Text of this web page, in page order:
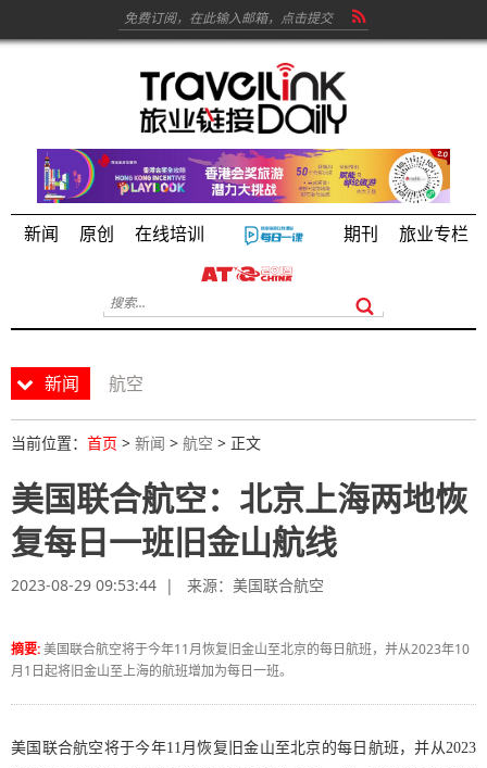
新闻 原创 在线培训 期刊 旅业专栏
新闻 航空
当前位置： 首页 > 新闻 > 航空 > 正文
美国联合航空：北京上海两地恢
复每日一班旧金山航线
2023-08-29 09:53:44 | 来源： 美国联合航空
摘要:美国联合航空将于今年11月恢复旧金山至北京的每日航班，并从2023年10
月1日起将旧金山至上海的航班增加为每日一班。
美国联合航空将于今年11月恢复旧金山至北京的每日航班，并从2023